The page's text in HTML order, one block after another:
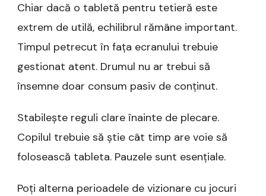
Chiar dacă o tabletă pentru tetieră este
extrem de utilă, echilibrul rămâne important.
Timpul petrecut în fața ecranului trebuie
gestionat atent. Drumul nu ar trebui să
însemne doar consum pasiv de conținut.
Stabilește reguli clare înainte de plecare.
Copilul trebuie să știe cât timp are voie să
folosească tableta. Pauzele sunt esențiale.
Poți alterna perioadele de vizionare cu jocuri